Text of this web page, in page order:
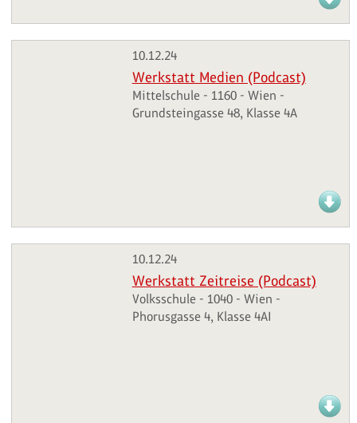
10.12.24
Werkstatt Medien (Podcast)
Mittelschule - 1160 - Wien -
Grundsteingasse 48, Klasse 4A
10.12.24
Werkstatt Zeitreise (Podcast)
Volksschule - 1040 - Wien -
Phorusgasse 4, Klasse 4AI